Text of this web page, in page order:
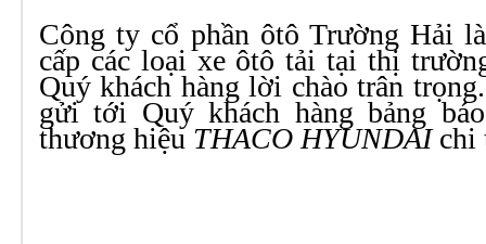
Công ty cổ phần ôtô Trường Hải
cấp các loại xe ôtô tải tại thị
Quý khách hàng lời chào trân
gửi tới Quý khách hàng bảng
thương hiệu THACO HYUNDAIchi